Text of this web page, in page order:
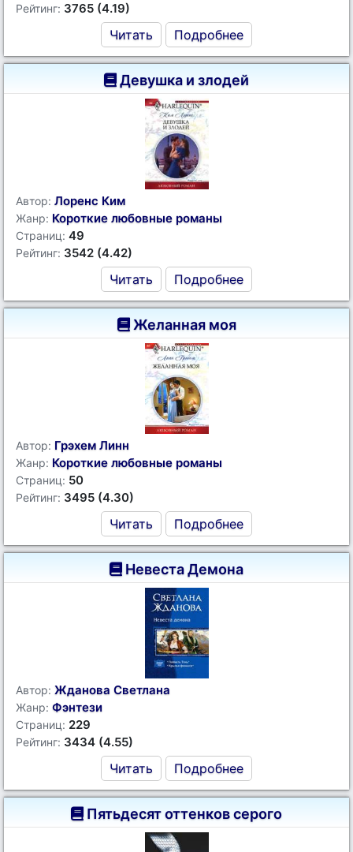
Рейтинг: 3765 (4.19)
Читать Подробнее
Девушка и злодей
Автор: Лоренс Ким
Жанр: Короткие любовные романы
Страниц: 49
Рейтинг: 3542 (4.42)
Читать Подробнее
Желанная моя
Автор: Грэхем Линн
Жанр: Короткие любовные романы
Страниц: 50
Рейтинг: 3495 (4.30)
Читать Подробнее
Невеста Демона
Автор: Жданова Светлана
Жанр: Фэнтези
Страниц: 229
Рейтинг: 3434 (4.55)
Читать Подробнее
Пятьдесят оттенков серого